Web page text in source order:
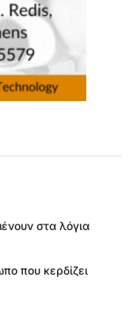
στα λόγια
που κερδίζει